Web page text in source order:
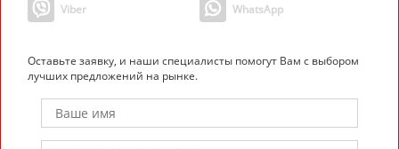
Viber WhatsApp
Оставьте заявку, и наши специалисты помогут Вам с выбором
лучших предложений на рынке.